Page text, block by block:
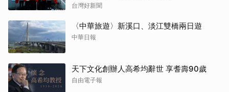
台灣好新聞
〈中華旅遊〉新溪口、淡江雙橋兩日遊
中華日報
天下文化創辦人高希均辭世 享耆壽90歲
自由電子報